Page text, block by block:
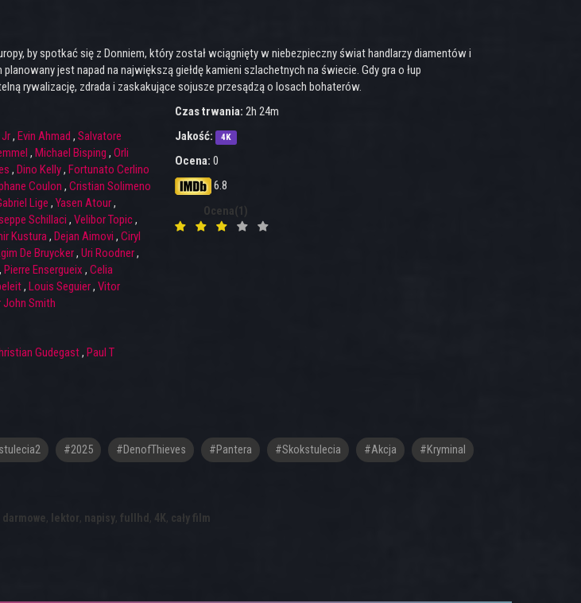
by spotkać się z Donniem, który został wciągnięty w niebezpieczny świat handlarzy diamentów i
jest napad na największą giełdę kamieni szlachetnych na świecie. Gdy gra o łup
rywalizację, zdrada i zaskakujące sojusze przesądzą o losach bohaterów.
, Evin Ahmad , Salvatore
, Michael Bisping , Orli
, Dino Kelly, Fortunato Cerlino
Coulon , Cristian Solimeno
Lige , Yasen Atour,
Schillaci , Velibor Topic,
Kustura, Dejan Aimovi , Ciryl
De Bruycker, Uri Roodner,
, Pierre Ensergueix , Celia
, Louis Seguier, Vitor
John Smith
Gudegast, Paul T
Czas trwania: 2h 24m
Jakość:
4K
Ocena: 0
6.8
Ocena(1)
#2025 #DenofThieves #Pantera #Skokstulecia #akcja #kryminal
darmowe, lektor, napisy, fullhd , 4K, cały film